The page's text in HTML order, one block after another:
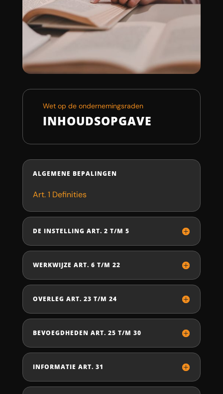
Wet op de ondernemingsraden
INHOUDSOPGAVE
ALGEMENE BEPALINGEN
Art. 1 Definities
DE INSTELLING ART. 2 T/M 5
WERKWIJZE ART. 6 T/M 22
OVERLEG ART. 23 T/M 24
BEVOEGDHEDEN ART. 25 T/M 30
INFORMATIE ART. 31